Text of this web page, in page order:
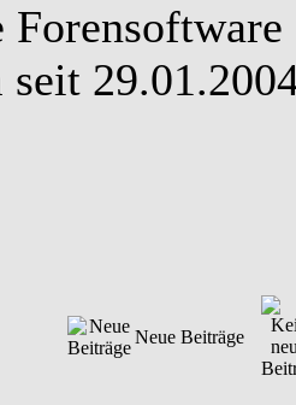
Neue Beiträge